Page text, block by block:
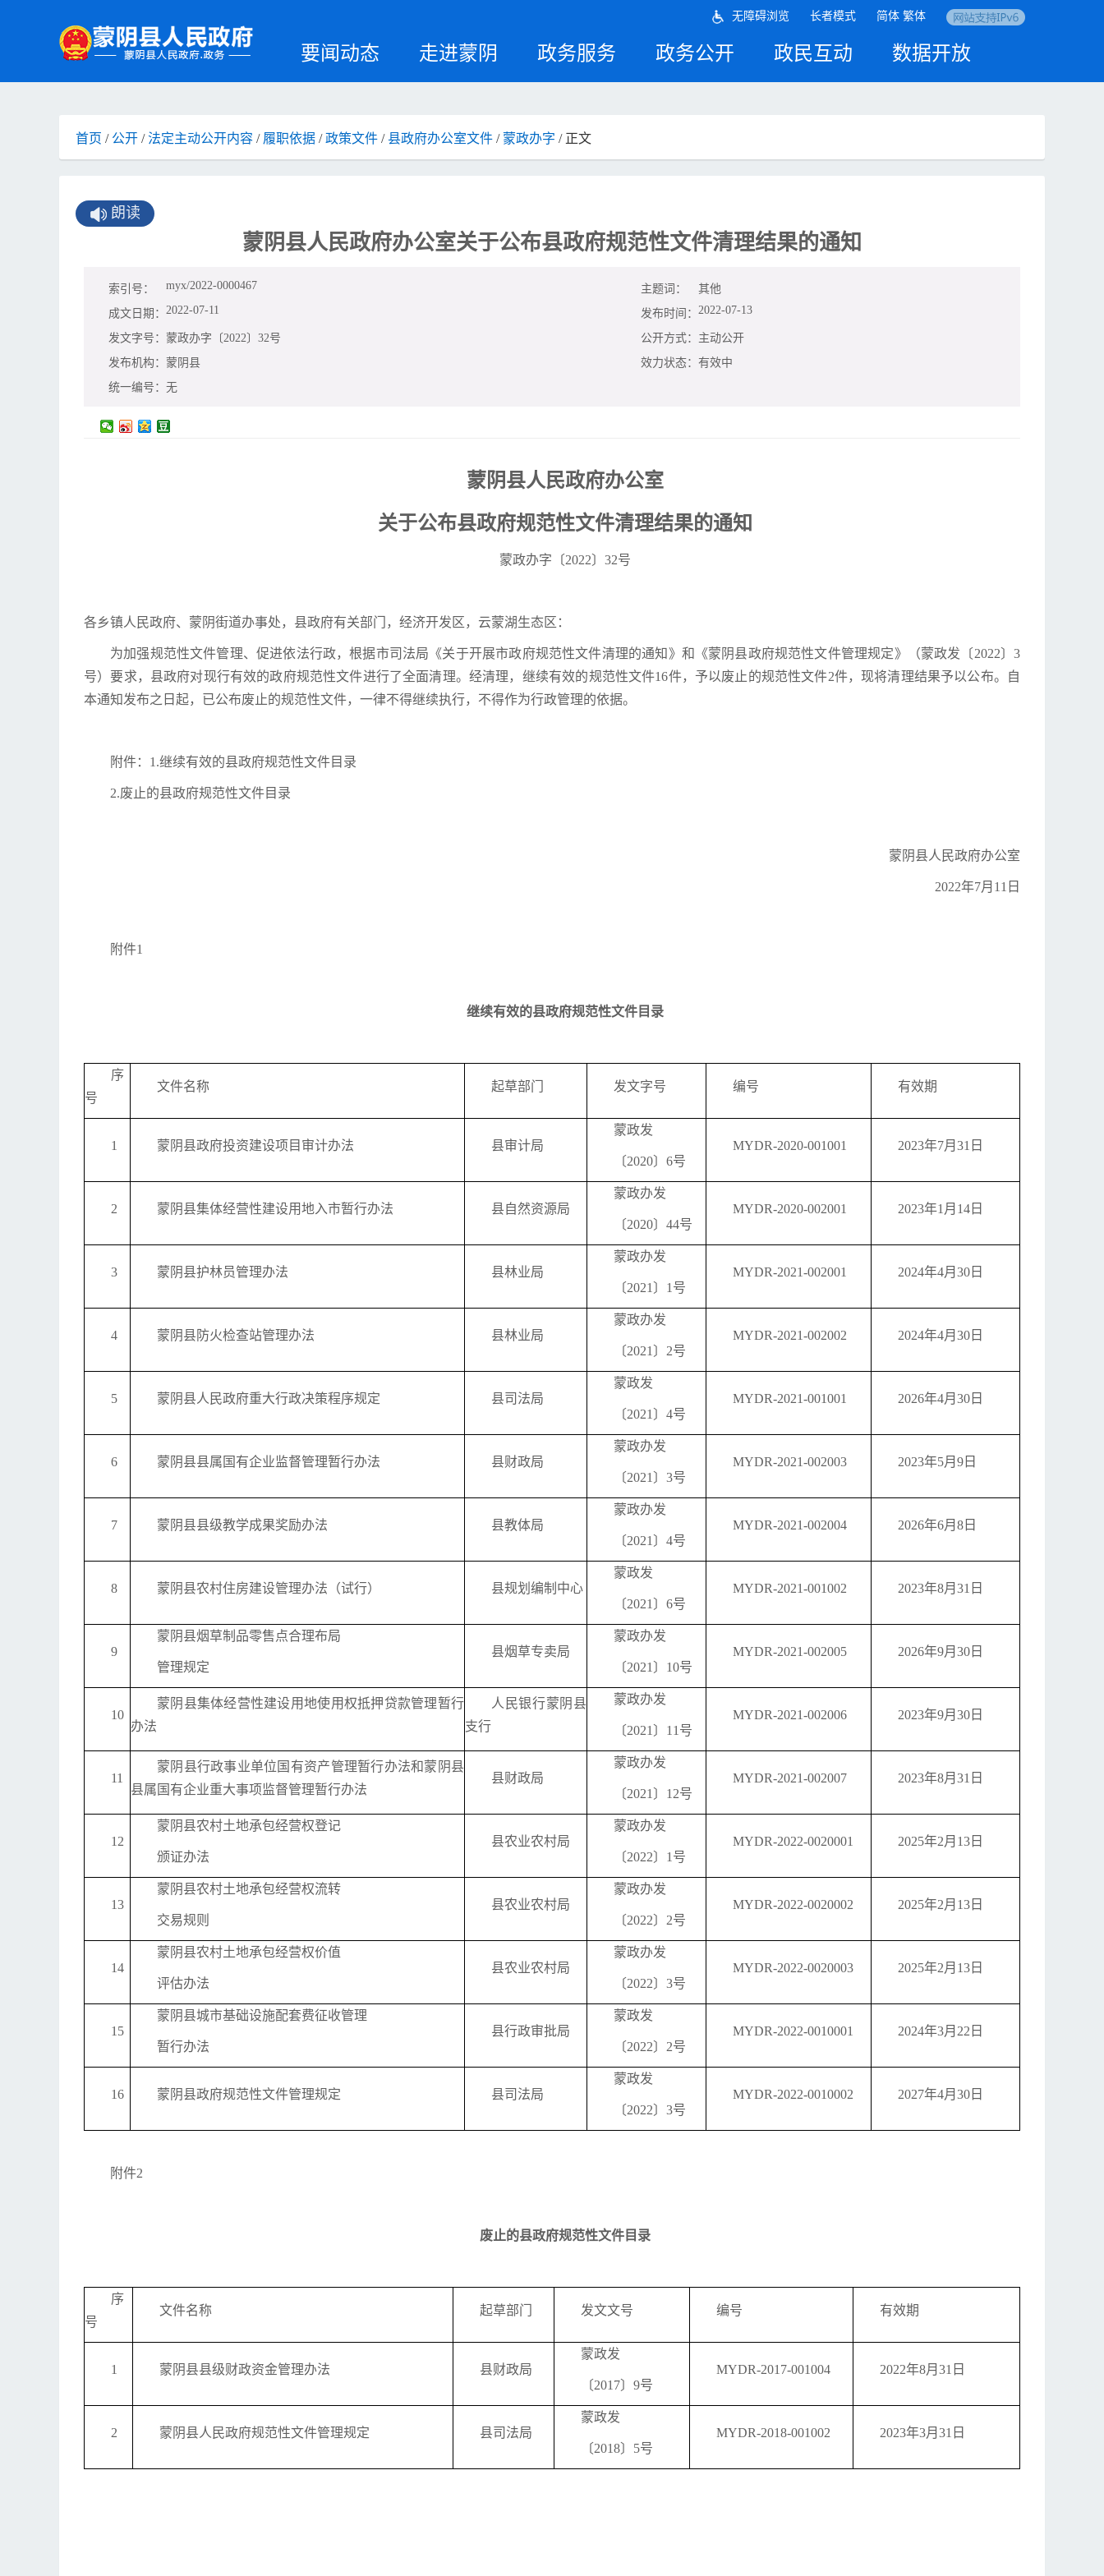
要闻动态 走进蒙阴 政务服务 政务公开 政民互动 数据开放
无障碍浏览 长者模式 简体 繁体
首页 / 公开 /法定主动公开内容 / 履职依据 /政策文件 / 县政府办公室文件 / 蒙政办字 / 正文
朗读
蒙阴县人民政府办公室关于公布县政府规范性文件清理结果的通知
索引号： myx/2022-0000467 主题词：
其他
成文日期： 2022-07-11 发布时间： 2022-07-13
发文字号： 蒙政办字〔2022〕32号 公开方式： 主动公开
发布机构： 蒙阴县 效力状态： 有效中
统一编号： 无
蒙阴县人民政府办公室
关于公布县政府规范性文件清理结果的通知
蒙政办字〔2022〕32号
各乡镇人民政府、蒙阴街道办事处，县政府有关部门，经济开发区，云蒙湖生态区：
为加强规范性文件管理、促进依法行政，根据市司法局《关于开展市政府规范性文件清理的通知》和《蒙阴县政府规范性文件管理规定》（蒙政发〔2022〕3
号）要求，县政府对现行有效的政府规范性文件进行了全面清理。经清理，继续有效的规范性文件16件，予以废止的规范性文件2件，现将清理结果予以公布。自
本通知发布之日起，已公布废止的规范性文件，一律不得继续执行，不得作为行政管理的依据。
附件：1.继续有效的县政府规范性文件目录
2.废止的县政府规范性文件目录
蒙阴县人民政府办公室
2022年7月11日
附件1
继续有效的县政府规范性文件目录
序
号
文件名称 起草部门 发文字号 编号 有效期
1 蒙阴县政府投资建设项目审计办法 县审计局
蒙政发
〔2020〕6号
MYDR-2020-001001 2023年7月31日
2 蒙阴县集体经营性建设用地入市暂行办法 县自然资源局
蒙政办发
〔2020〕44号
MYDR-2020-002001 2023年1月14日
3 蒙阴县护林员管理办法 县林业局
蒙政办发
〔2021〕1号
MYDR-2021-002001 2024年4月30日
4 蒙阴县防火检查站管理办法 县林业局
蒙政办发
〔2021〕2号
MYDR-2021-002002 2024年4月30日
5 蒙阴县人民政府重大行政决策程序规定 县司法局
蒙政发
〔2021〕4号
MYDR-2021-001001 2026年4月30日
6 蒙阴县县属国有企业监督管理暂行办法 县财政局
蒙政办发
〔2021〕3号
MYDR-2021-002003 2023年5月9日
7 蒙阴县县级教学成果奖励办法 县教体局
蒙政办发
〔2021〕4号
MYDR-2021-002004 2026年6月8日
8 蒙阴县农村住房建设管理办法（试行） 县规划编制中心
蒙政发
〔2021〕6号
MYDR-2021-001002 2023年8月31日
9
蒙阴县烟草制品零售点合理布局
管理规定
县烟草专卖局
蒙政办发
〔2021〕10号
MYDR-2021-002005 2026年9月30日
10
蒙阴县集体经营性建设用地使用权抵押贷款管理暂行
办法
人民银行蒙阴县
支行
蒙政办发
〔2021〕11号
MYDR-2021-002006 2023年9月30日
11
蒙阴县行政事业单位国有资产管理暂行办法和蒙阴县
县属国有企业重大事项监督管理暂行办法
县财政局
蒙政办发
〔2021〕12号
MYDR-2021-002007 2023年8月31日
12
蒙阴县农村土地承包经营权登记
颁证办法
县农业农村局
蒙政办发
〔2022〕1号
MYDR-2022-0020001 2025年2月13日
13
蒙阴县农村土地承包经营权流转
交易规则
县农业农村局
蒙政办发
〔2022〕2号
MYDR-2022-0020002 2025年2月13日
14
蒙阴县农村土地承包经营权价值
评估办法
县农业农村局
蒙政办发
〔2022〕3号
MYDR-2022-0020003 2025年2月13日
15
蒙阴县城市基础设施配套费征收管理
暂行办法
县行政审批局
蒙政发
〔2022〕2号
MYDR-2022-0010001 2024年3月22日
16 蒙阴县政府规范性文件管理规定 县司法局
蒙政发
〔2022〕3号
MYDR-2022-0010002 2027年4月30日
附件2
废止的县政府规范性文件目录
序
号
文件名称 起草部门 发文文号 编号 有效期
1 蒙阴县县级财政资金管理办法 县财政局
蒙政发
〔2017〕9号
MYDR-2017-001004 2022年8月31日
2 蒙阴县人民政府规范性文件管理规定 县司法局
蒙政发
〔2018〕5号
MYDR-2018-001002 2023年3月31日